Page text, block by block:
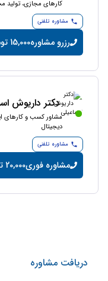
کارهای مجازی، تولید
مشاوره تلفنی
رزرو مشاوره15,000 تومان/دقیقه
دکتر داریوش
مشاور کسب و کارهای
دیجیتال
مشاوره تلفنی
مشاوره فوری20,000 تومان/دقیقه
دریافت مشاوره